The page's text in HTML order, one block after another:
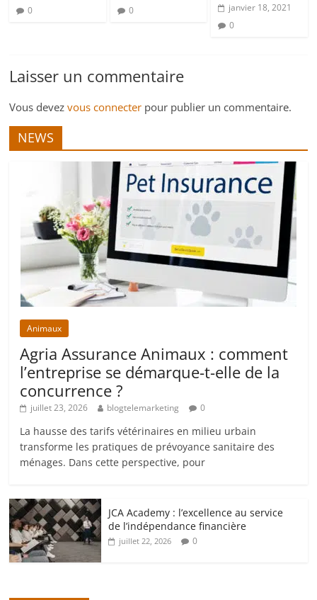
0
0
janvier 18, 2021
0
Laisser un commentaire
Vous devezvous connecter pour publier un commentaire.
NEWS
Animaux
Agria Assurance Animaux : comment
l’entreprise se démarque-t-elle de la
concurrence ?
juillet 23, 2026 blogtelemarketing 0
La hausse des tarifs vétérinaires en milieu urbain
transforme les pratiques de prévoyance sanitaire des
ménages. Dans cette perspective, pour
JCA Academy : l’excellence au service
de l’indépendance financière
juillet 22, 2026 0